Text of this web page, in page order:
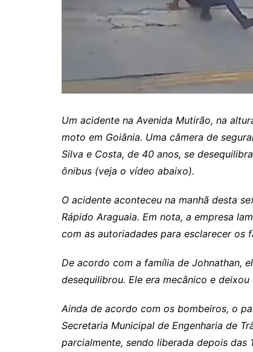
Jaraguá
Nerópolis
Niquelândia
Nova Crixás
Nova Glória
Nova Iguaçu de
Rialma
Rianápolis
Santa Terezinha de
São Luiz do Norte
Um acidente na Avenida Mutirão, na
moto em Goiânia. Uma câmera de
Silva e Costa, de 40 anos, se
ônibus (veja o vídeo abaixo).
O acidente aconteceu na manhã desta
Rápido Araguaia. Em nota, a empresa
com as autoriadades para esclarecer
De acordo com a família de Johnathan,
desequilibrou. Ele era mecânico e deixou
Ainda de acordo com os bombeiros, o
Secretaria Municipal de Engenharia de
parcialmente, sendo liberada depois das